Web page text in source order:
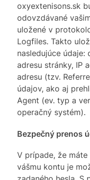
oxyextenisons.sk
odovzdávané
uložené v
Logfiles. Takto
nasledujúce údaje:
adresu stránky, IP
adresu (tzv.
údajov, ako aj
Agent (ev. typ a
operačný systém).
Bezpečný prenos
V prípade, že
vášmu kontu je